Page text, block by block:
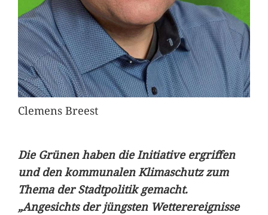
Clemens Breest
Die Grünen haben die Initiative ergriffen
und den kommunalen Klimaschutz zum
Thema der Stadtpolitik gemacht.
„Angesichts der jüngsten Wetterereignisse